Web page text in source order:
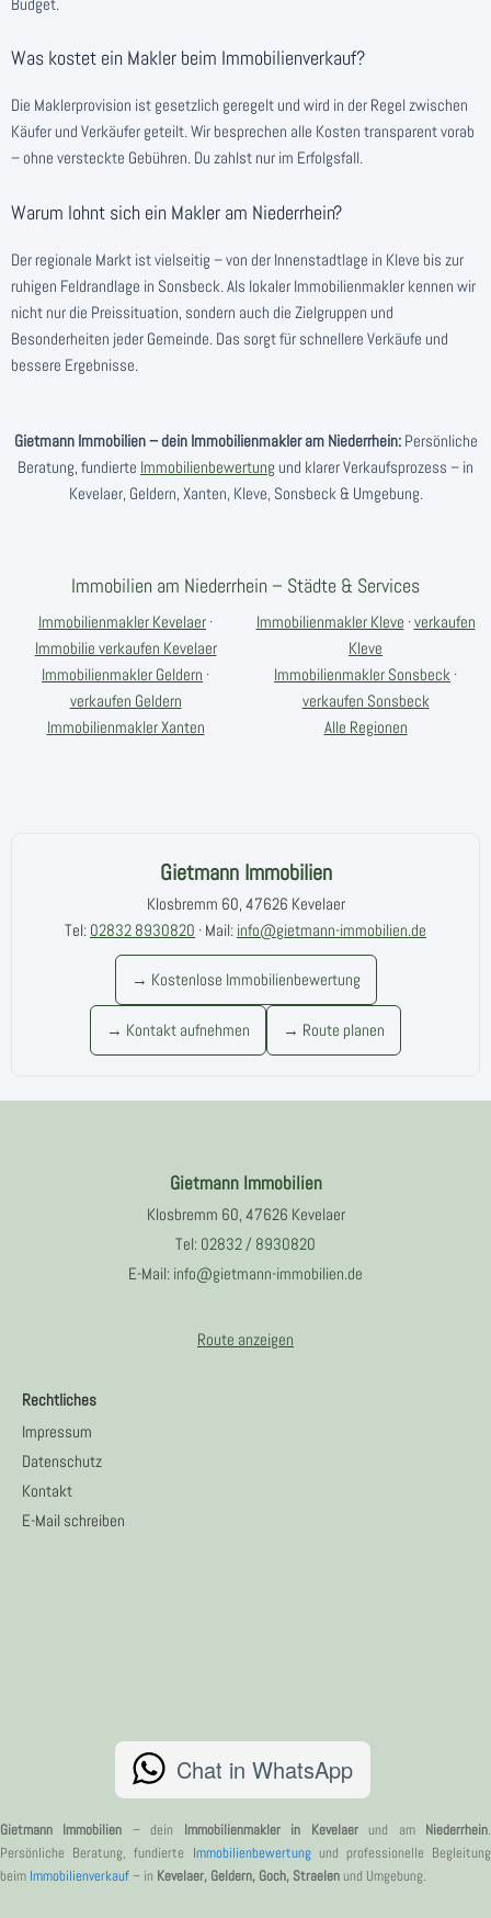
Budget.
Was kostet ein Makler beim Immobilienverkauf?
Die Maklerprovision ist gesetzlich geregelt und wird in der Regel zwischen
Käufer und Verkäufer geteilt. Wir besprechen alle Kosten transparent vorab
– ohne versteckte Gebühren. Du zahlst nur im Erfolgsfall.
Warum lohnt sich ein Makler am Niederrhein?
Der regionale Markt ist vielseitig – von der Innenstadtlage in Kleve bis zur
ruhigen Feldrandlage in Sonsbeck. Als lokaler Immobilienmakler kennen wir
nicht nur die Preissituation, sondern auch die Zielgruppen und
Besonderheiten jeder Gemeinde. Das sorgt für schnellere Verkäufe und
bessere Ergebnisse.
Gietmann Immobilien – dein Immobilienmakler am Niederrhein:Persönliche
Beratung, fundierte Immobilienbewertung und klarer Verkaufsprozess – in
Kevelaer, Geldern, Xanten, Kleve, Sonsbeck & Umgebung.
Immobilien am Niederrhein – Städte & Services
Immobilienmakler Kevelaer ·
Immobilie verkaufen Kevelaer
Immobilienmakler Geldern ·
verkaufen Geldern
Immobilienmakler Xanten
Immobilienmakler Kleve ·verkaufen
Kleve
Immobilienmakler Sonsbeck ·
verkaufen Sonsbeck
Alle Regionen
Gietmann Immobilien
Klosbremm 60, 47626 Kevelaer
Tel: 02832 8930820 · Mail: info@gietmann-immobilien.de
→ Kostenlose Immobilienbewertung
→ Kontakt aufnehmen → Route planen
Gietmann Immobilien
Klosbremm 60, 47626 Kevelaer
Tel: 02832 / 8930820
E-Mail: info@gietmann-immobilien.de
Route anzeigen
Rechtliches
Impressum
Datenschutz
Kontakt
E-Mail schreiben
Chat in WhatsApp
Gietmann Immobilien – dein Immobilienmakler in Kevelaerund am Niederrhein.
Persönliche Beratung, fundierte Immobilienbewertungund professionelle Begleitung
beim Immobilienverkauf– in Kevelaer, Geldern, Goch, Straelenund Umgebung.